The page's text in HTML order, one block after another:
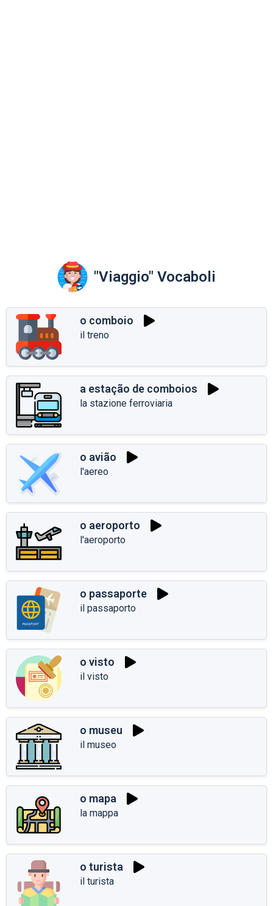
"Viaggio" Vocaboli
o comboio
il treno
a estação de comboios
la stazione ferroviaria
o avião
l'aereo
o aeroporto
l'aeroporto
o passaporte
il passaporto
o visto
il visto
o museu
il museo
o mapa
la mappa
o turista
il turista